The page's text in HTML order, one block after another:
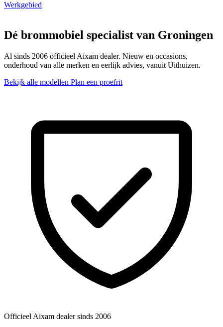
Werkgebied
Dé brommobiel specialist van Groningen
Al sinds 2006 officieel Aixam dealer. Nieuw en occasions,
onderhoud van alle merken en eerlijk advies, vanuit Uithuizen.
Bekijk alle modellen Plan een proefrit
Officieel Aixam dealersinds 2006